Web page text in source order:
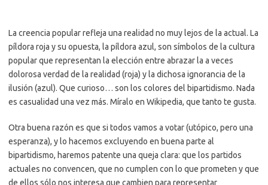
La creencia popular refleja una realidad no muy lejos de la actual. La
píldora roja y su opuesta, la píldora azul, son símbolos de la cultura
popular que representan la elección entre abrazar la a veces
dolorosa verdad de la realidad (roja) y la dichosa ignorancia de la
ilusión (azul). Que curioso… son los colores del bipartidismo. Nada
es casualidad una vez más. Míralo en Wikipedia, que tanto te gusta.
Otra buena razón es que si todos vamos a votar (utópico, pero una
esperanza), y lo hacemos excluyendo en buena parte al
bipartidismo, haremos patente una queja clara: que los partidos
actuales no convencen, que no cumplen con lo que prometen y que
de ellos sólo nos interesa que cambien para representar